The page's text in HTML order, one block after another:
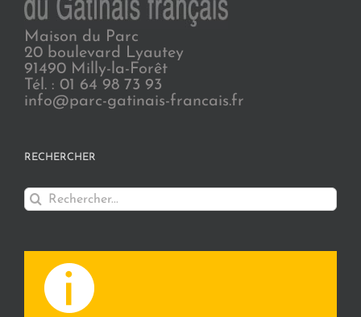
Maison du Parc
20 boulevard Lyautey
91490 Milly-la-Forêt
Tél. : 01 64 98 73 93
info@parc-gatinais-francais.fr
RECHERCHER
Rechercher: